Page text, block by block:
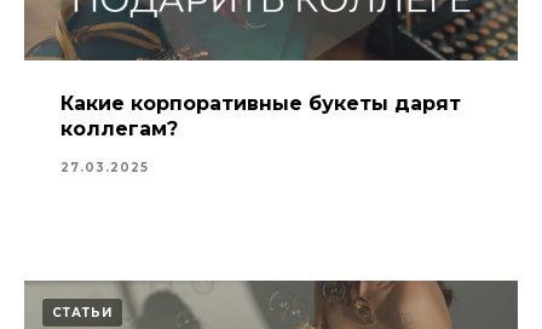
Какие корпоративные букеты дарят
коллегам?
27.03.2025
СТАТЬИ